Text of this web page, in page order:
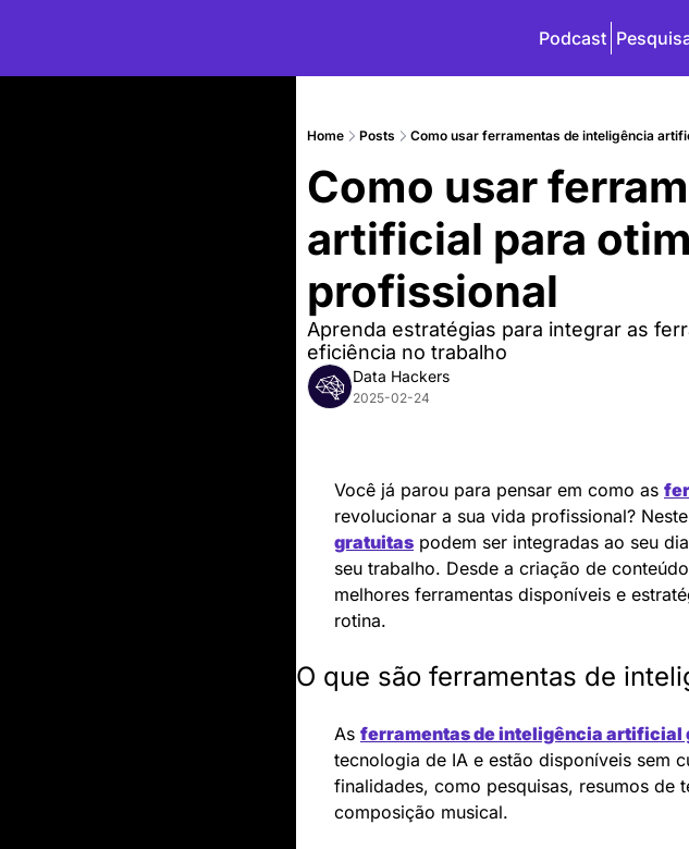
Podcast
Home Posts Como usar ferramentas de inteligência
Como usar
artificial para
profissional
Aprenda estratégias para integrar as
eficiência no trabalho
Data Hackers
2025-02-24
Você já parou para pensar em como as
gratuitas podem ser integradas ao seu
seu trabalho. Desde a criação de
melhores ferramentas disponíveis e
rotina.
O que são ferramentas de
As ferramentas de inteligência artificial
tecnologia de IA e estão disponíveis sem
finalidades, como pesquisas, resumos de
composição musical.